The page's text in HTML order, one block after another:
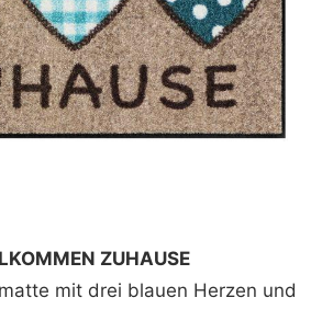
ZUHAUSE
mit drei blauen Herzen und